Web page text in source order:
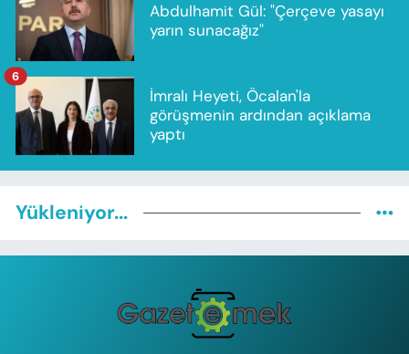
Abdulhamit Gül: "Çerçeve yasayı
yarın sunacağız"
İmralı Heyeti, Öcalan'la
görüşmenin ardından açıklama
yaptı
6
Yükleniyor...